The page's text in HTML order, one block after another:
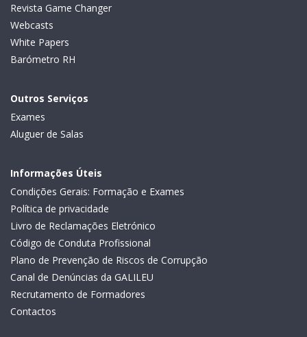
Revista Game Changer
Webcasts
White Papers
Barómetro RH
Outros Serviços
Exames
Aluguer de Salas
Informações Úteis
Condições Gerais: Formação e Exames
Política de privacidade
Livro de Reclamações Eletrónico
Código de Conduta Profissional
Plano de Prevenção de Riscos de Corrupção
Canal de Denúncias da GALILEU
Recrutamento de Formadores
Contactos